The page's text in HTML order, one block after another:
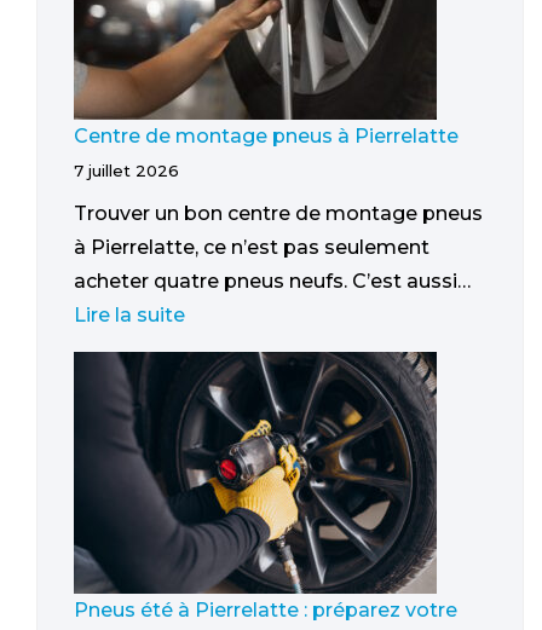
Centre de montage pneus à Pierrelatte
7 juillet 2026
Trouver un bon centre de montage pneus
à Pierrelatte, ce n’est pas seulement
acheter quatre pneus neufs. C’est aussi…
Lire la suite
Pneus été à Pierrelatte : préparez votre